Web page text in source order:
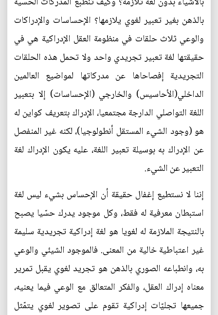
بالذهن بغير تعبير لغوي يلازمها؟ الإحساسات والإدراكات
والوعي ثلاث حلقات في منظومة العقل الإدراكية هي في
حقيقتها لغة تعبير تجريدي واحد ولا تحمل هذه الحلقات
التجريدية إفصاحاها عن مدركاتها لمواضيع العالمين
الداخلي(الأحاسيس) والخارجي (الإحساسات) إلا بتعبير
اللغة التواصلي الدارجة مجتمعيا، الإدراك بتعريف كواين له
هو (وجود الشيء المستقل أنطولوجيا)، لكنه غير المنفصل
عن الإدراك به بوسيلة تعبير اللغة، عليه يكون الإدراك لغة
التعبير عن الشيء.
إننا لا نستطيع إغفال حقيقة أن الإحساس بشيء ليس لغة
استبطان معرفية له فقط، وكل موجود يدرك حسّيا يصبح
بالنتيجة الملازمة له لغويا هو لغة إدراكية تجريدية سليمة
غير اعتباطية خالية من المعنى. فالموجود الشيئي والوعي
به، وانطباعه الصوري بالذهن هو تجريد لغوي يقبل تمرير
معناه إدراك العقل، والفكر المتعالق مع الوعي فيما يعنيه،
جميعها تجليّات إدراكية تقوم على تصوير لغوي يتمّثل